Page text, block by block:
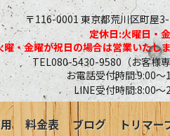
〒116-0001 東京都荒川区町屋
定休日:火曜日・
・金曜が祝日の場合は営業いたしま
TEL080-5430-9580（お客様専
お電話受付時間:9:00～
LINE受付時間:8:00～
料金表 ブログ トリマー